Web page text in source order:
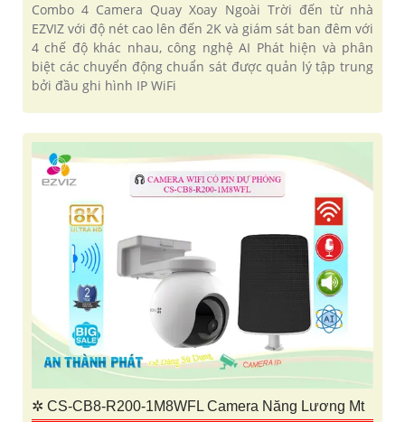
Combo 4 Camera Quay Xoay Ngoài Trời đến từ nhà
EZVIZ với độ nét cao lên đến 2K và giám sát ban đêm với
4 chế độ khác nhau, công nghệ AI Phát hiện và phân
biệt các chuyển động chuẩn sát được quản lý tập trung
bởi đầu ghi hình IP WiFi
✲ CS-CB8-R200-1M8WFL Camera Năng Lương Mt